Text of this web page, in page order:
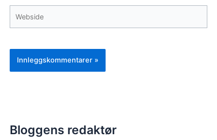
Bloggens redaktør